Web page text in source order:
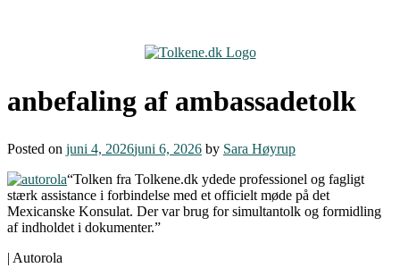
anbefaling af ambassadetolk
Posted on juni 4, 2026juni 6, 2026 by Sara Høyrup
“Tolken fra Tolkene.dk ydede professionel og fagligt
stærk assistance i forbindelse med et officielt møde på det
Mexicanske Konsulat. Der var brug for simultantolk og formidling
af indholdet i dokumenter.”
| Autorola